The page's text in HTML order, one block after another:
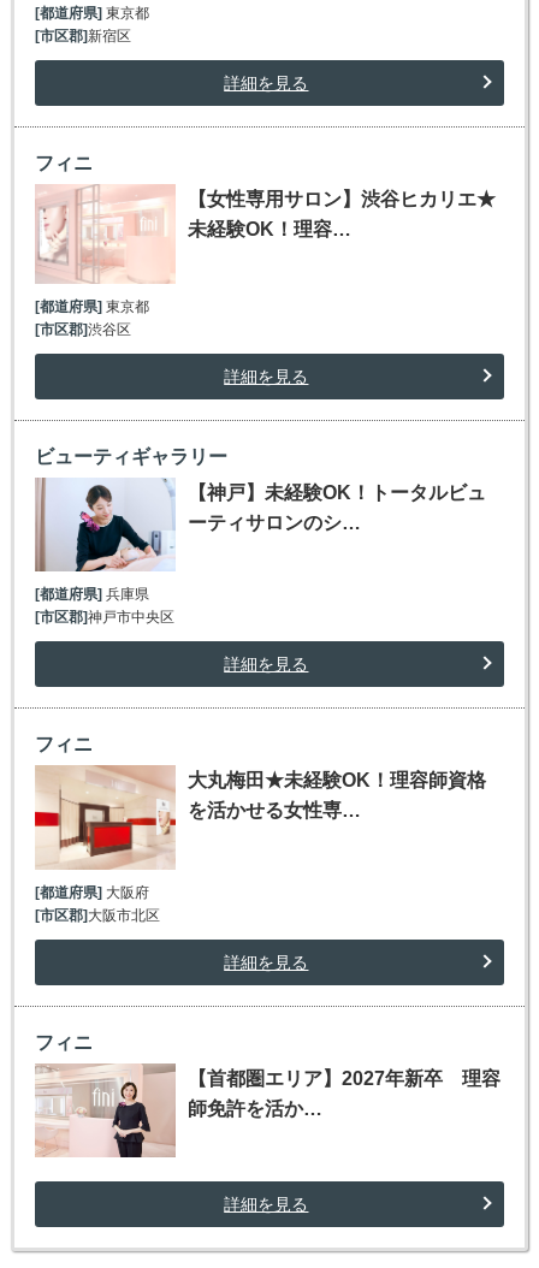
[都道府県] 東京都
[市区郡]新宿区
詳細を見る
フィニ
【女性専用サロン】渋谷ヒカリエ★
未経験OK！理容…
[都道府県]東京都
[市区郡]渋谷区
詳細を見る
ビューティギャラリー
【神戸】未経験OK！トータルビュ
ーティサロンのシ…
[都道府県]兵庫県
[市区郡]神戸市中央区
詳細を見る
フィニ
大丸梅田★未経験OK！理容師資格
を活かせる女性専…
[都道府県]大阪府
[市区郡]大阪市北区
詳細を見る
フィニ
【首都圏エリア】2027年新卒 理容
師免許を活か…
詳細を見る